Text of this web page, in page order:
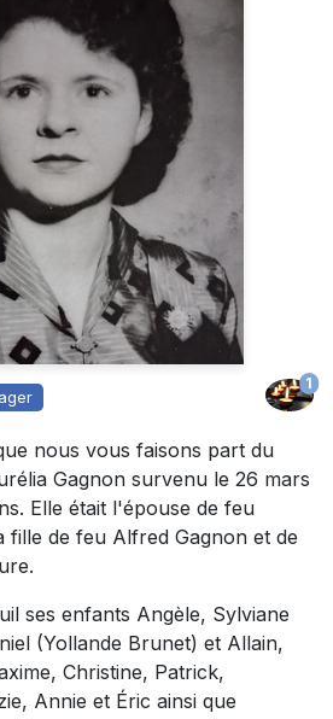
1
nous vous faisons part du
Gagnon survenu le 26 mars
Elle était l'épouse de feu
fille de feu Alfred Gagnon et de
ses enfants Angèle, Sylviane
(Yollande Brunet) et Allain,
Christine, Patrick,
Annie et Éric ainsi que